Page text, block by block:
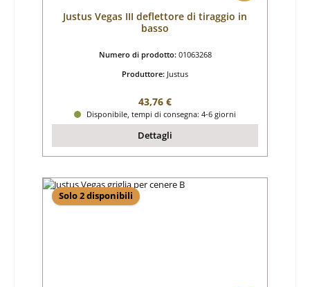
Justus Vegas III deflettore di tiraggio in
basso
Numero di prodotto: 01063268
Produttore: Justus
Prezzo normale:
43,76 €
Disponibile, tempi di consegna: 4-6 giorni
Dettagli
Solo 2 disponibili